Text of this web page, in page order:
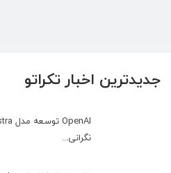
جدیدترین اخبار تکراتو
نگرانی...